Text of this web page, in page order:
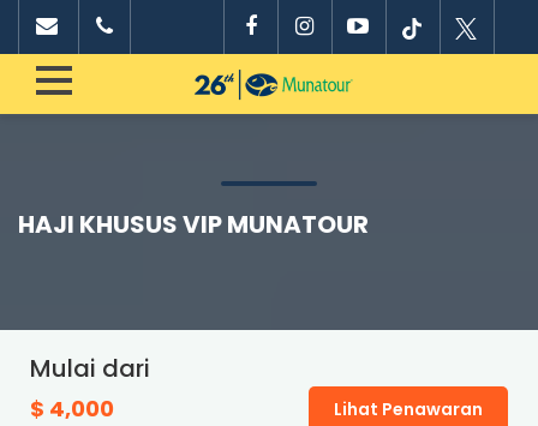
HAJI KHUSUS VIP MUNATOUR
Mulai dari
$ 4,000 Lihat Penawaran